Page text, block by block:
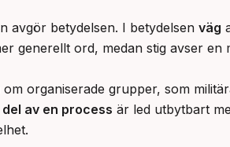
avgör betydelsen. I betydelsen väg
generellt ord, medan stig avser en
organiserade grupper, som
del av en process är led utbytbart